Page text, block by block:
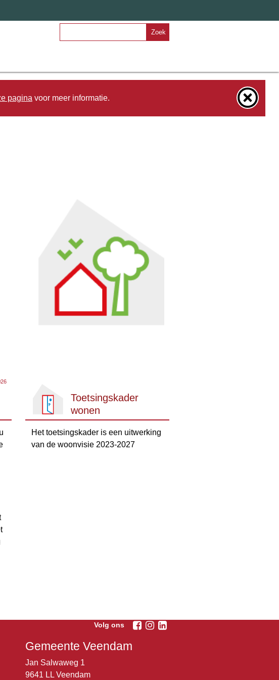
Zoek
pagina voor meer informatie.
Toetsingskader
wonen
Het toetsingskader is een uitwerking
van de woonvisie 2023-2027
Volg ons
Gemeente Veendam
Jan Salwaweg 1
9641 LL Veendam